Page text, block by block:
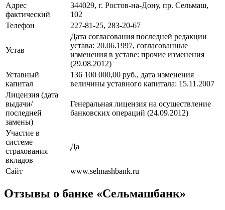
Адрес
фактический
344029, г. Ростов-на-Дону, пр. Сельмаш,
102
Телефон
227-81-25, 283-20-67
Устав
Дата согласования последней редакции
устава: 20.06.1997, cогласованные
изменения в уставe: прочие изменения
(29.08.2012)
Уставный
капитал
136 100 000,00 руб., дата изменения
величины уставного капитала: 15.11.2007
Лицензия (дата
выдачи/
последней
замены)
Генеральная лицензия на осуществление
банковских операций (24.09.2012)
Участие в
системе
страхования
вкладов
Да
Сайт www.selmashbank.ru
Отзывы о банке «Сельмашбанк»